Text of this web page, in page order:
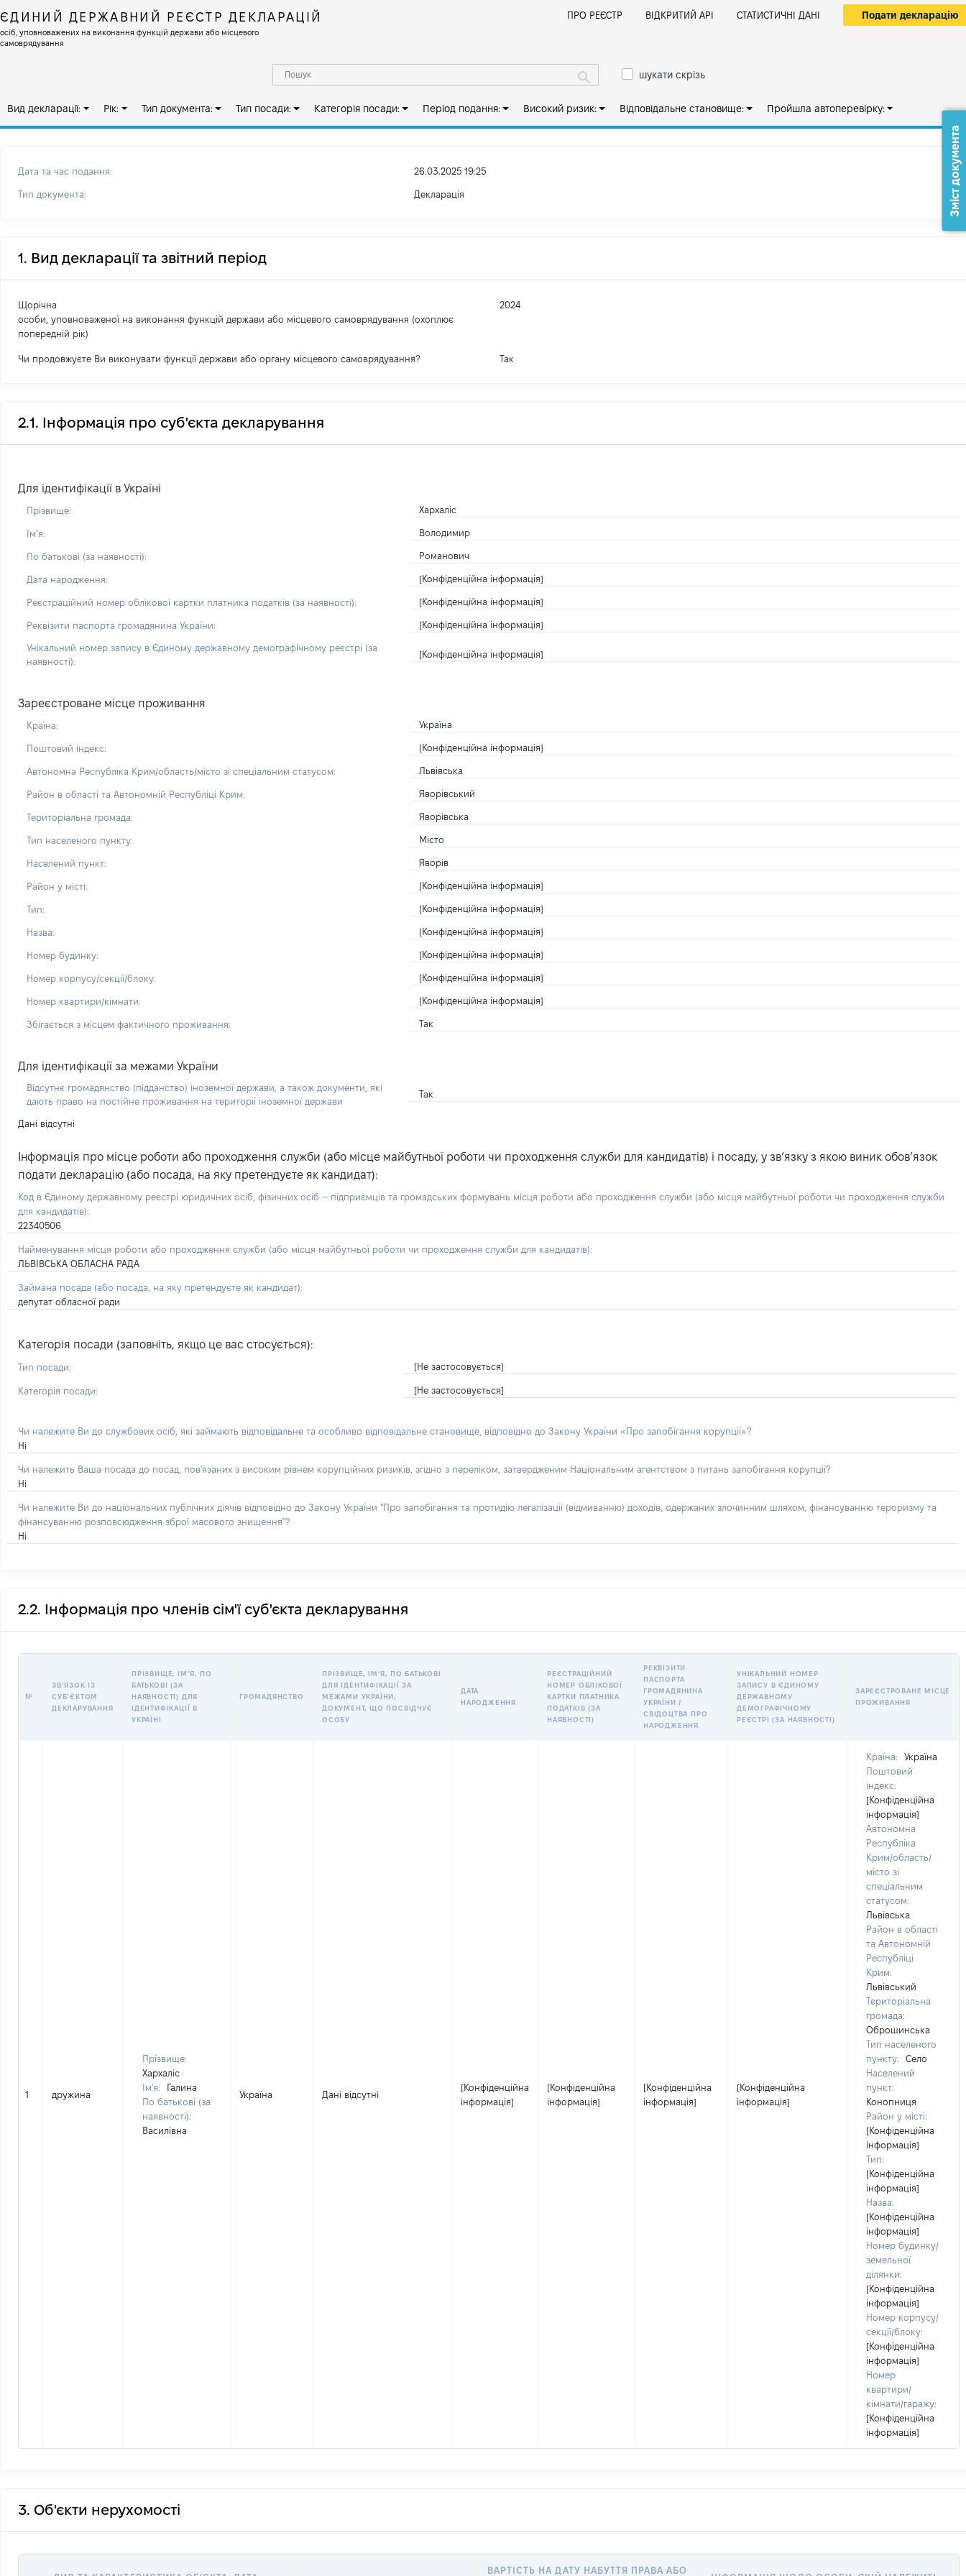
ЄДИНИЙ ДЕРЖАВНИЙ РЕЄСТР ДЕКЛАРАЦІЙ
осіб, уповноважених на виконання функцій держави або місцевого
самоврядування
ПРО РЕЄСТР ВІДКРИТИЙ АРІ СТАТИСТИЧНІ ДАНІ Подати декларацію
шукати скрізь
Вид декларації: Рік: Тип документа: Тип посади: Категорія посади: Період подання: Високий ризик: Відповідальне становище: Пройшла автоперевірку:
Дата та час подання: 26.03.2025 19:25
Тип документа: Декларація
1. Вид декларації та звітний період
Щорічна
особи, уповноваженої на виконання функцій держави або місцевого самоврядування (охоплює
попередній рік)
2024
Чи продовжуєте Ви виконувати функції держави або органу місцевого самоврядування? Так
2.1. Інформація про суб'єкта декларування
Для ідентифікації в Україні
Прізвище: Хархаліс
Імʼя: Володимир
По батькові (за наявності): Романович
Дата народження: [Конфіденційна інформація]
Реєстраційний номер облікової картки платника податків (за наявності): [Конфіденційна інформація]
Реквізити паспорта громадянина України: [Конфіденційна інформація]
Унікальний номер запису в Єдиному державному демографічному реєстрі (за
наявності):
[Конфіденційна інформація]
Зареєстроване місце проживання
Країна: Україна
Поштовий індекс: [Конфіденційна інформація]
Автономна Республіка Крим/область/місто зі спеціальним статусом: Львівська
Район в області та Автономній Республіці Крим: Яворівський
Територіальна громада: Яворівська
Тип населеного пункту: Місто
Населений пункт: Яворів
Район у місті: [Конфіденційна інформація]
Тип: [Конфіденційна інформація]
Назва: [Конфіденційна інформація]
Номер будинку: [Конфіденційна інформація]
Номер корпусу/секції/блоку: [Конфіденційна інформація]
Номер квартири/кімнати: [Конфіденційна інформація]
Збігається з місцем фактичного проживання: Так
Для ідентифікації за межами України
Відсутнє громадянство (підданство) іноземної держави, а також документи, які
дають право на постійне проживання на території іноземної держави
Так
Дані відсутні
Інформація про місце роботи або проходження служби (або місце майбутньої роботи чи проходження служби для кандидатів) і посаду, у зв’язку з якою виник обов’язок
подати декларацію (або посада, на яку претендуєте як кандидат):
Код в Єдиному державному реєстрі юридичних осіб, фізичних осіб – підприємців та громадських формувань місця роботи або проходження служби (або місця майбутньої роботи чи проходження служби
для кандидатів):
22340506
Найменування місця роботи або проходження служби (або місця майбутньої роботи чи проходження служби для кандидатів):
ЛЬВІВСЬКА ОБЛАСНА РАДА
Займана посада (або посада, на яку претендуєте як кандидат):
депутат обласної ради
Категорія посади (заповніть, якщо це вас стосується):
Тип посади: [Не застосовується]
Категорія посади: [Не застосовується]
Чи належите Ви до службових осіб, які займають відповідальне та особливо відповідальне становище, відповідно до Закону України «Про запобігання корупції»?
Ні
Чи належить Ваша посада до посад, пов'язаних з високим рівнем корупційних ризиків, згідно з переліком, затвердженим Національним агентством з питань запобігання корупції?
Ні
Чи належите Ви до національних публічних діячів відповідно до Закону України "Про запобігання та протидію легалізації (відмиванню) доходів, одержаних злочинним шляхом, фінансуванню тероризму та
фінансуванню розповсюдження зброї масового знищення"?
Ні
2.2. Інформація про членів сім'ї суб'єкта декларування
№
ЗВʼЯЗОК ІЗ
СУБʼЄКТОМ
ДЕКЛАРУВАННЯ
ПРІЗВИЩЕ, ІМʼЯ, ПО
БАТЬКОВІ (ЗА
НАЯВНОСТІ) ДЛЯ
ІДЕНТИФІКАЦІЇ В
УКРАЇНІ
ГРОМАДЯНСТВО
ПРІЗВИЩЕ, ІМʼЯ, ПО БАТЬКОВІ
ДЛЯ ІДЕНТИФІКАЦІЇ ЗА
МЕЖАМИ УКРАЇНИ,
ДОКУМЕНТ, ЩО ПОСВІДЧУЄ
ОСОБУ
ДАТА
НАРОДЖЕННЯ
РЕЄСТРАЦІЙНИЙ
НОМЕР ОБЛІКОВОЇ
КАРТКИ ПЛАТНИКА
ПОДАТКІВ (ЗА
НАЯВНОСТІ)
РЕКВІЗИТИ
ПАСПОРТА
ГРОМАДЯНИНА
УКРАЇНИ /
СВІДОЦТВА ПРО
НАРОДЖЕННЯ
УНІКАЛЬНИЙ НОМЕР
ЗАПИСУ В ЄДИНОМУ
ДЕРЖАВНОМУ
ДЕМОГРАФІЧНОМУ
РЕЄСТРІ (ЗА НАЯВНОСТІ)
ЗАРЕЄСТРОВАНЕ МІСЦЕ
ПРОЖИВАННЯ
1 дружина
Прізвище:
Хархаліс
Ім'я:
Галина
По батькові (за
наявності):
Василівна
Україна Дані відсутні
[Конфіденційна
інформація]
[Конфіденційна
інформація]
[Конфіденційна
інформація]
[Конфіденційна
інформація]
Країна:
Україна
Поштовий
індекс:
[Конфіденційна
інформація]
Автономна
Республіка
Крим/область/
місто зі
спеціальним
статусом:
Львівська
Район в області
та Автономній
Республіці
Крим:
Львівський
Територіальна
громада:
Оброшинська
Тип населеного
пункту:
Село
Населений
пункт:
Конопниця
Район у місті:
[Конфіденційна
інформація]
Тип:
[Конфіденційна
інформація]
Назва:
[Конфіденційна
інформація]
Номер будинку/
земельної
ділянки:
[Конфіденційна
інформація]
Номер корпусу/
секції/блоку:
[Конфіденційна
інформація]
Номер
квартири/
кімнати/гаражу:
[Конфіденційна
інформація]
3. Об'єкти нерухомості
ВАРТІСТЬ НА ДАТУ НАБУТТЯ ПРАВА АБО
Зміст документа